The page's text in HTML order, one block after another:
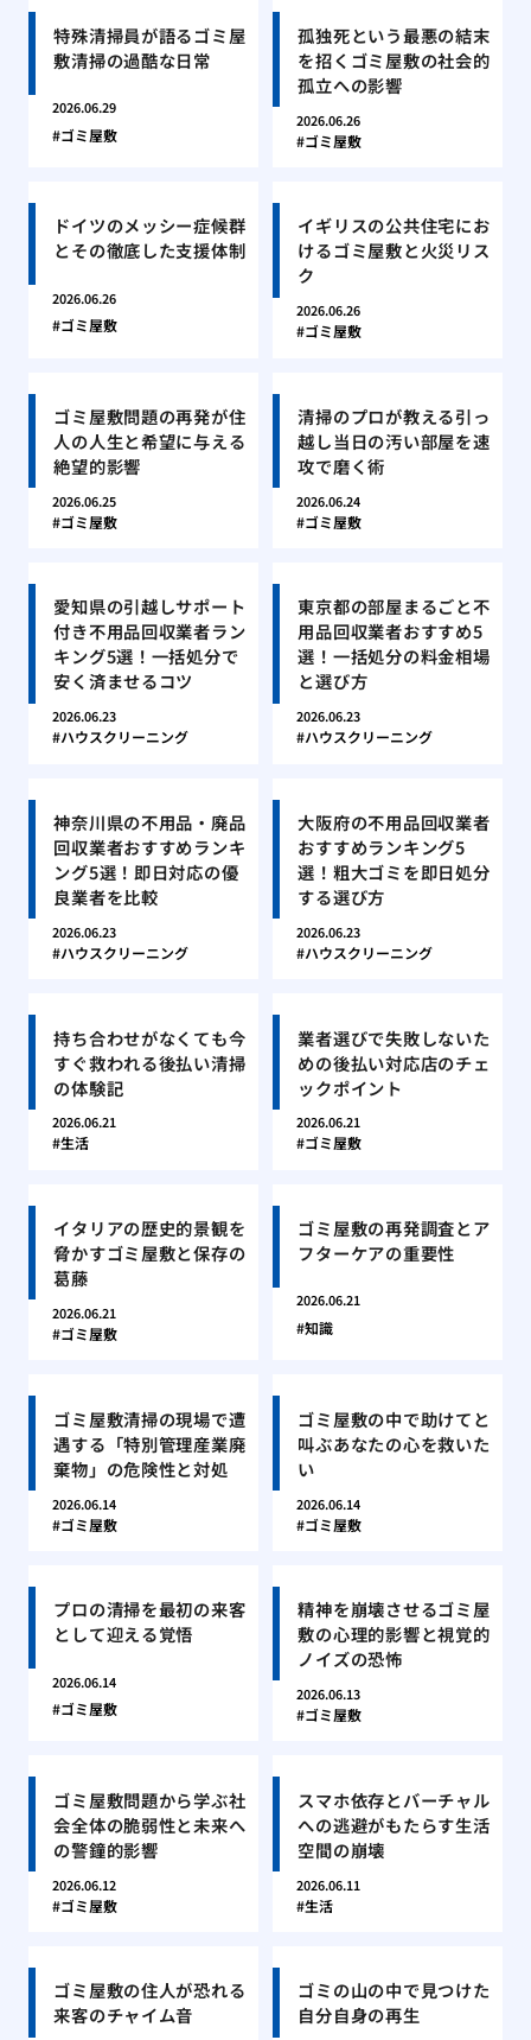
特殊清掃員が語るゴミ屋
敷清掃の過酷な日常
2026.06.29
ゴミ屋敷
孤独死という最悪の結末
を招くゴミ屋敷の社会的
孤立への影響
2026.06.26
ゴミ屋敷
ドイツのメッシー症候群
とその徹底した支援体制
2026.06.26
ゴミ屋敷
イギリスの公共住宅にお
けるゴミ屋敷と火災リス
ク
2026.06.26
ゴミ屋敷
ゴミ屋敷問題の再発が住
人の人生と希望に与える
絶望的影響
2026.06.25
ゴミ屋敷
清掃のプロが教える引っ
越し当日の汚い部屋を速
攻で磨く術
2026.06.24
ゴミ屋敷
愛知県の引越しサポート
付き不用品回収業者ラン
キング5選！一括処分で
安く済ませるコツ
2026.06.23
ハウスクリーニング
東京都の部屋まるごと不
用品回収業者おすすめ5
選！一括処分の料金相場
と選び方
2026.06.23
ハウスクリーニング
神奈川県の不用品・廃品
回収業者おすすめランキ
ング5選！即日対応の優
良業者を比較
2026.06.23
ハウスクリーニング
大阪府の不用品回収業者
おすすめランキング5
選！粗大ゴミを即日処分
する選び方
2026.06.23
ハウスクリーニング
持ち合わせがなくても今
すぐ救われる後払い清掃
の体験記
2026.06.21
生活
業者選びで失敗しないた
めの後払い対応店のチェ
ックポイント
2026.06.21
ゴミ屋敷
イタリアの歴史的景観を
脅かすゴミ屋敷と保存の
葛藤
2026.06.21
ゴミ屋敷
ゴミ屋敷の再発調査とア
フターケアの重要性
2026.06.21
知識
ゴミ屋敷清掃の現場で遭
遇する「特別管理産業廃
棄物」の危険性と対処
2026.06.14
ゴミ屋敷
ゴミ屋敷の中で助けてと
叫ぶあなたの心を救いた
い
2026.06.14
ゴミ屋敷
プロの清掃を最初の来客
として迎える覚悟
2026.06.14
ゴミ屋敷
精神を崩壊させるゴミ屋
敷の心理的影響と視覚的
ノイズの恐怖
2026.06.13
ゴミ屋敷
ゴミ屋敷問題から学ぶ社
会全体の脆弱性と未来へ
の警鐘的影響
2026.06.12
ゴミ屋敷
スマホ依存とバーチャル
への逃避がもたらす生活
空間の崩壊
2026.06.11
生活
ゴミ屋敷の住人が恐れる
来客のチャイム音
ゴミの山の中で見つけた
自分自身の再生